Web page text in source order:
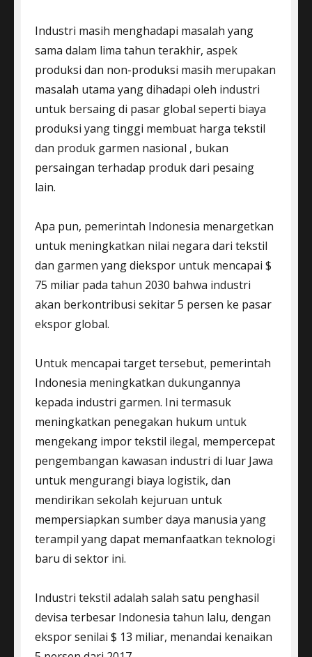
Industri masih menghadapi masalah yang
sama dalam lima tahun terakhir, aspek
produksi dan non-produksi masih merupakan
masalah utama yang dihadapi oleh industri
untuk bersaing di pasar global seperti biaya
produksi yang tinggi membuat harga tekstil
dan produk garmen nasional , bukan
persaingan terhadap produk dari pesaing
lain.
Apa pun, pemerintah Indonesia menargetkan
untuk meningkatkan nilai negara dari tekstil
dan garmen yang diekspor untuk mencapai $
75 miliar pada tahun 2030 bahwa industri
akan berkontribusi sekitar 5 persen ke pasar
ekspor global.
Untuk mencapai target tersebut, pemerintah
Indonesia meningkatkan dukungannya
kepada industri garmen. Ini termasuk
meningkatkan penegakan hukum untuk
mengekang impor tekstil ilegal, mempercepat
pengembangan kawasan industri di luar Jawa
untuk mengurangi biaya logistik, dan
mendirikan sekolah kejuruan untuk
mempersiapkan sumber daya manusia yang
terampil yang dapat memanfaatkan teknologi
baru di sektor ini.
Industri tekstil adalah salah satu penghasil
devisa terbesar Indonesia tahun lalu, dengan
ekspor senilai $ 13 miliar, menandai kenaikan